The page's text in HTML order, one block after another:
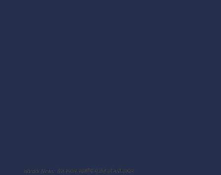
Hardoi News: तेज रफ्तार स्कॉर्पियो ने टेंपो को मारी टक्कर